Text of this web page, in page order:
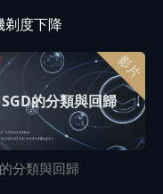
度下降
影片
SGD的分類與回歸
分類與回歸